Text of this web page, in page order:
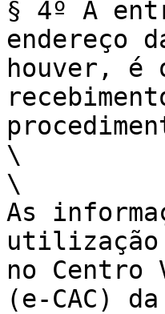
§ 4º A
endereço
houver, é
\
\
As
utilização
no Centro
(e-CAC)